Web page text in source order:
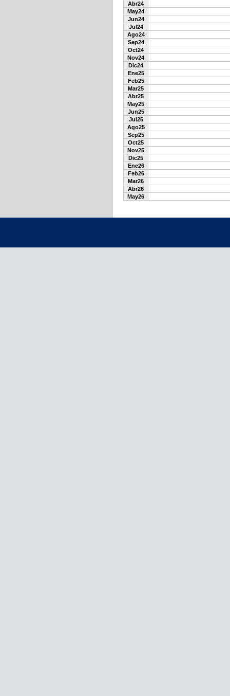
Abr24
May24
Jun24
Jul24
Ago24
Sep24
Oct24
Nov24
Dic24
Ene25
Feb25
Mar25
Abr25
May25
Jun25
Jul25
Ago25
Sep25
Oct25
Nov25
Dic25
Ene26
Feb26
Mar26
Abr26
May26